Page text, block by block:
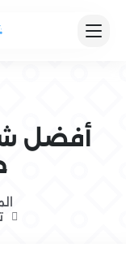
أفضل